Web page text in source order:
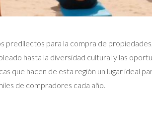
predilectos para la compra de
hasta la diversidad cultural y las
que hacen de esta región un lugar ideal
de compradores cada año.